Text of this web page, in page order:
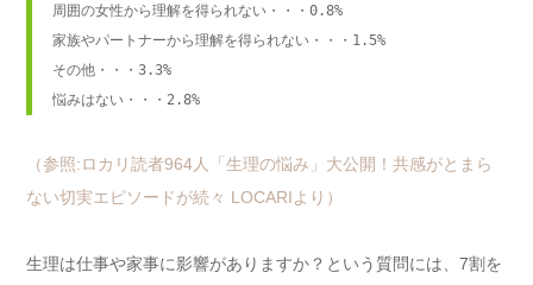
周囲の女性から理解を得られない・・・0.8%
家族やパートナーから理解を得られない・・・1.5%
その他・・・3.3%
悩みはない・・・2.8%
（参照:ロカリ読者964人「生理の悩み」大公開！共感がとまら
ない切実エピソードが続々 LOCARIより）
生理は仕事や家事に影響がありますか？という質問には、7割を